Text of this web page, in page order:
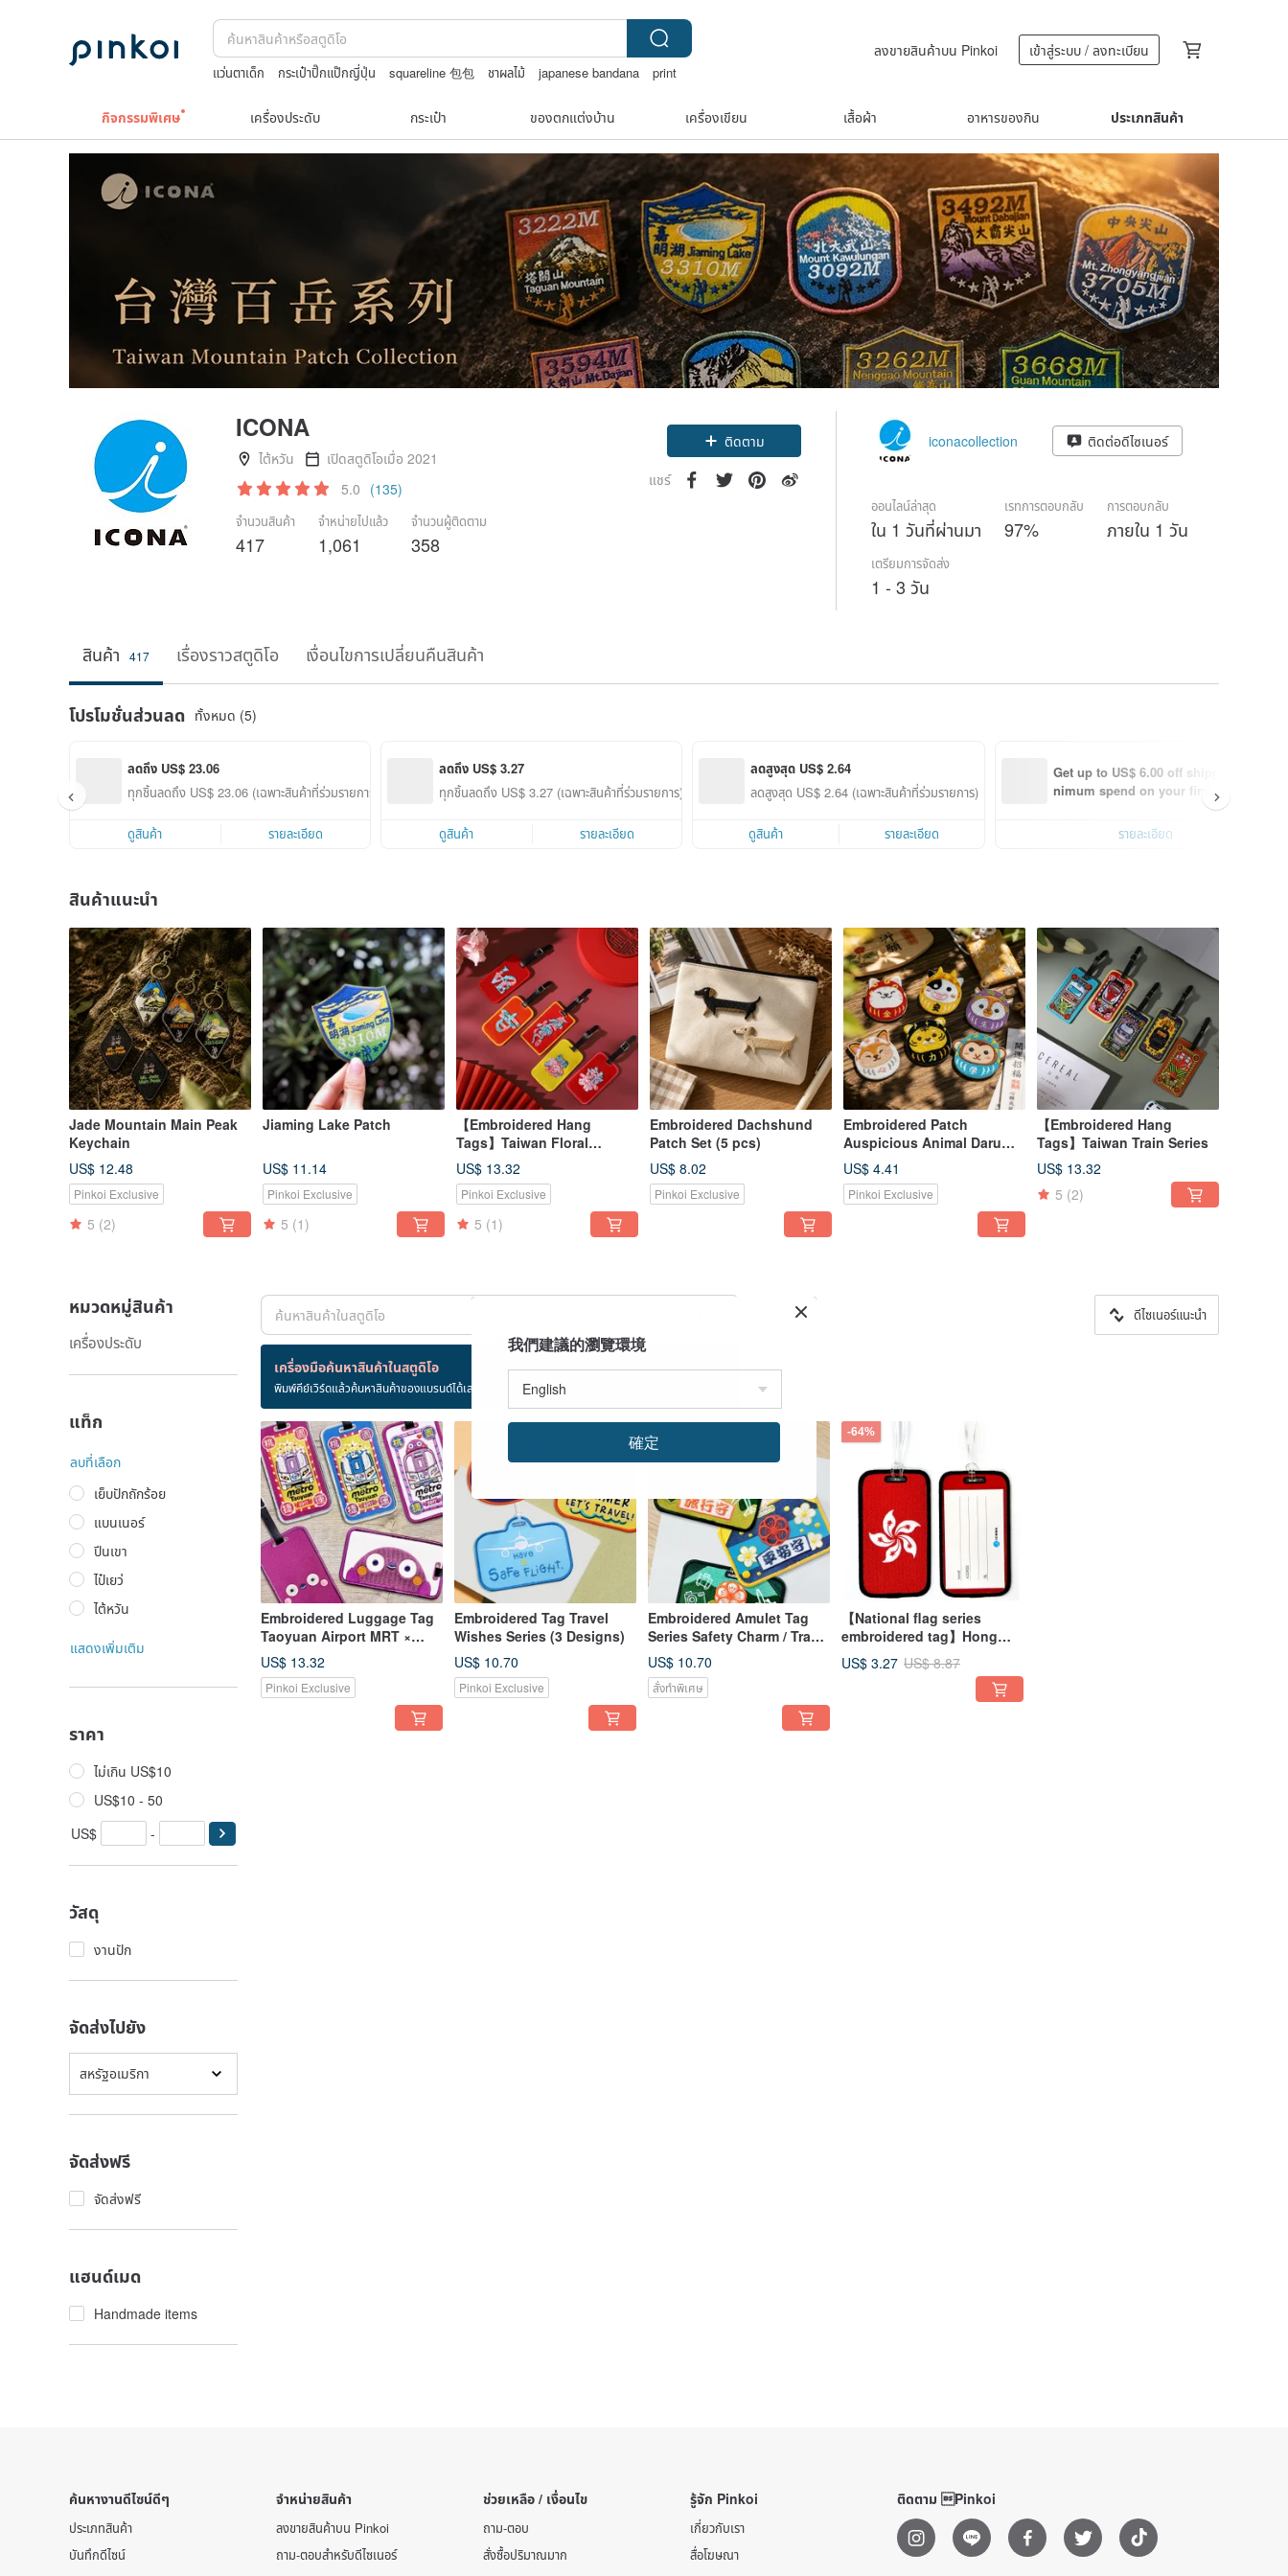
แว่นตาเด็ก กระเป๋าปิ๊กแป๊กญี่ปุ่น squareline 包包 ชาผลไม้ japanese bandana
print
ลงขายสินค้าบน Pinkoi เข้าสู่ระบบ / ลงทะเบียน
กิจกรรมพิเศษ เครื่องประดับ กระเป๋า ของตกแต่งบ้าน เครื่องเขียน เสื้อผ้า อาหารของกิน ประเภทสินค้า
ICONA
ไต้หวัน
เปิดสตูดิโอเมื่อ 2021
5.0 (135)
จำนวนสินค้า
417
จำหน่ายไปแล้ว
1,061
จำนวนผู้ติดตาม
358
ติดตาม
แชร์
iconacollection ติดต่อดีไซเนอร์
ออนไลน์ล่าสุด
ใน 1 วันที่ผ่านมา
เรทการตอบกลับ
97%
การตอบกลับ
ภายใน 1 วัน
เตรียมการจัดส่ง
1 - 3 วัน
สินค้า 417 เรื่องราวสตูดิโอ เงื่อนไขการเปลี่ยนคืนสินค้า
โปรโมชั่นส่วนลด ทั้งหมด (5)
ลดถึง US$ 23.06
ทุกชิ้นลดถึง US$ 23.06 (เฉพาะสินค้าที่ร่วมรายการ)
ดูสินค้า รายละเอียด
ลดถึง US$ 3.27
ทุกชิ้นลดถึง US$ 3.27 (เฉพาะสินค้าที่ร่วมรายการ)
ดูสินค้า รายละเอียด
ลดสูงสุด US$ 2.64
ลดสูงสุด US$ 2.64 (เฉพาะสินค้าที่ร่วมรายการ)
ดูสินค้า รายละเอียด
Get up to US$ 6.00 off shipping with mi
nimum spend on your first Pinkoi app
รายละเอียด
สินค้าแนะนำ
Jade Mountain Main Peak
Keychain
US$ 12.48
Pinkoi Exclusive
5 (2)
Jiaming Lake Patch
US$ 11.14
Pinkoi Exclusive
5 (1)
【Embroidered Hang
Tags】Taiwan Floral
Lettering Series
US$ 13.32
Pinkoi Exclusive
5 (1)
Embroidered Dachshund
Patch Set (5 pcs)
US$ 8.02
Pinkoi Exclusive
Embroidered Patch
Auspicious Animal Daruma
Series (6 Designs)
US$ 4.41
Pinkoi Exclusive
【Embroidered Hang
Tags】Taiwan Train Series
US$ 13.32
5 (2)
หมวดหมู่สินค้า
เครื่องประดับ
แท็ก
ลบที่เลือก
เย็บปักถักร้อย
แบนเนอร์
ปีนเขา
ไป๋เยว่
ไต้หวัน
แสดงเพิ่มเติม
ราคา
ไม่เกิน US$10
US$10 - 50
US$
-
วัสดุ
งานปัก
จัดส่งไปยัง
สหรัฐอเมริกา
จัดส่งฟรี
จัดส่งฟรี
แฮนด์เมด
Handmade items
เครื่องมือค้นหาสินค้าในสตูดิโอ
พิมพ์คีย์เวิร์ดแล้วค้นหาสินค้าของแบรนด์ได้เลย!
ดีไซเนอร์แนะนำ
สินค้า 4 ชิ้น
การท่องเที่ยว
Embroidered Luggage Tag
Taoyuan Airport MRT ×
Design Collaboration (5
Designs)
US$ 13.32
Pinkoi Exclusive
Embroidered Tag Travel
Wishes Series (3 Designs)
US$ 10.70
Pinkoi Exclusive
Embroidered Amulet Tag
Series Safety Charm / Travel
Charm (2 Designs)
US$ 10.70
สั่งทำพิเศษ
-64%
【National flag series
embroidered tag】Hong
Kong/Thai/English/Singapo
re/Macau/Ara
US$ 3.27 US$ 8.87
ค้นหางานดีไซน์ดีๆ
ประเภทสินค้า
บันทึกดีไซน์
จำหน่ายสินค้า
ลงขายสินค้าบน Pinkoi
ถาม-ตอบสำหรับดีไซเนอร์
ช่วยเหลือ / เงื่อนไข
ถาม-ตอบ
สั่งซื้อปริมาณมาก
รู้จัก Pinkoi
เกี่ยวกับเรา
สื่อโฆษณา
ติดตาม Pinkoi
我們建議的瀏覽環境
確定